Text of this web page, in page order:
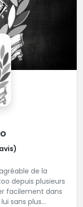
de la
depuis plusieurs
facilement dans
sans plus